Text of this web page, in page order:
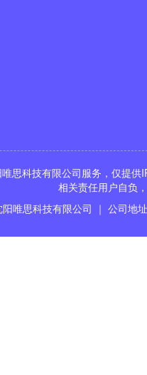
思科技有限公司服务，仅提
相关责任用户自负
唯思科技有限公司 ｜ 公司地